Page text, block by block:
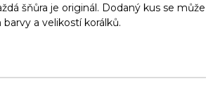
šňůra je originál. Dodaný kus se může
a velikostí korálků.